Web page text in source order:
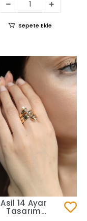
Sepete Ekle
Asil 14 Ayar
Tasarım